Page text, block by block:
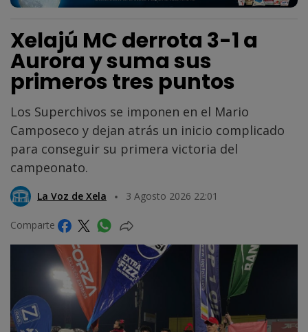
Xelajú MC derrota 3-1 a
Aurora y suma sus
primeros tres puntos
Los Superchivos se imponen en el Mario
Camposeco y dejan atrás un inicio complicado
para conseguir su primera victoria del
campeonato.
La Voz de Xela 3 Agosto 2026 22:01
Comparte